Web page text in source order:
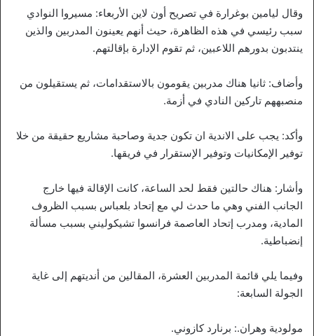
وقال ليامين بوغرارة في تصريح أون لاين الأربعاء: مسيروا النوادي
سبب رئيسي في هذه الظاهرة، حيث أنهم يعينون المدربين والذين
ينتدبون بدورهم اللاعبين، ثم تقوم الإدارة بإقالتهم.
وأضاف: ثانيا هناك مدربين يقومون بالاستقدامات، ثم يستقيلون من
منصبههم تاركين النادي في أزمة.
وأكد: يجب على الاندية ان تكون جدية وصاحبة مشاريع حقيقة من خلا
توفير الإمكانيات وتوفير الإستقرار في فريقها.
وأشار: هناك حالتين فقط لحد الساعة، كانت الإقالة فيها خارج
الجانب الفني وهي ما حدث لي مع إتحاد بلعباس بسبب الظروف
المادية، ومدرب إتحاد العاصمة فرانسوا تشيكوليني بسبب مسألة
إنضباطية.
وفيما يلي قائمة المدربين العشرة، المقالين من أنديتهم إلى غاية
الجولة السابعة:
مولودية وهران.: برنارد كازوني.